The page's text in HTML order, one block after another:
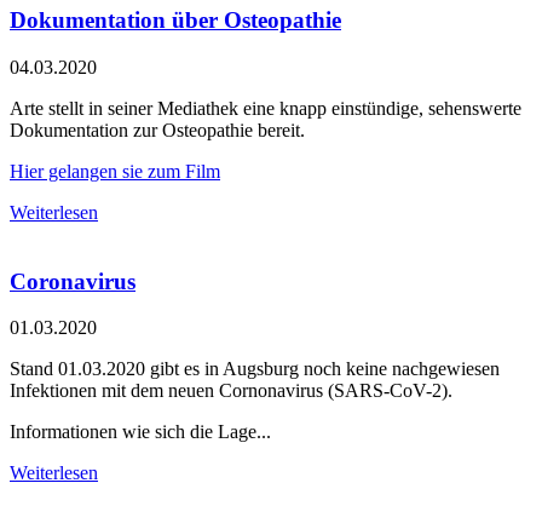
Dokumentation über Osteopathie
04.03.2020
Arte stellt in seiner Mediathek eine knapp einstündige, sehenswerte
Dokumentation zur Osteopathie bereit.
Hier gelangen sie zum Film
Weiterlesen
Coronavirus
01.03.2020
Stand 01.03.2020 gibt es in Augsburg noch keine nachgewiesen
Infektionen mit dem neuen Cornonavirus (SARS-CoV-2).
Informationen wie sich die Lage...
Weiterlesen